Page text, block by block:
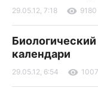
29.05.12, 7:18 9180
Биологический
календари
29.05.12, 6:54